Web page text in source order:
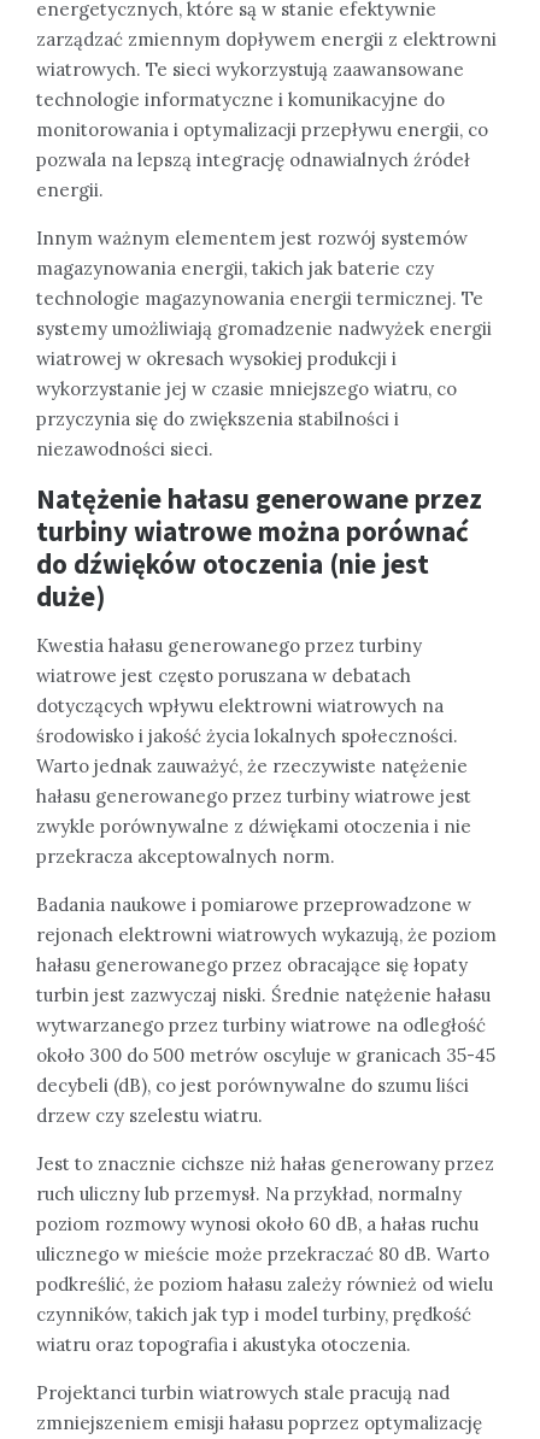
energetycznych, które są w stanie efektywnie
zarządzać zmiennym dopływem energii z elektrowni
wiatrowych. Te sieci wykorzystują zaawansowane
technologie informatyczne i komunikacyjne do
monitorowania i optymalizacji przepływu energii, co
pozwala na lepszą integrację odnawialnych źródeł
energii.
Innym ważnym elementem jest rozwój systemów
magazynowania energii, takich jak baterie czy
technologie magazynowania energii termicznej. Te
systemy umożliwiają gromadzenie nadwyżek energii
wiatrowej w okresach wysokiej produkcji i
wykorzystanie jej w czasie mniejszego wiatru, co
przyczynia się do zwiększenia stabilności i
niezawodności sieci.
Natężenie hałasu generowane przez
turbiny wiatrowe można porównać
do dźwięków otoczenia (nie jest
duże)
Kwestia hałasu generowanego przez turbiny
wiatrowe jest często poruszana w debatach
dotyczących wpływu elektrowni wiatrowych na
środowisko i jakość życia lokalnych społeczności.
Warto jednak zauważyć, że rzeczywiste natężenie
hałasu generowanego przez turbiny wiatrowe jest
zwykle porównywalne z dźwiękami otoczenia i nie
przekracza akceptowalnych norm.
Badania naukowe i pomiarowe przeprowadzone w
rejonach elektrowni wiatrowych wykazują, że poziom
hałasu generowanego przez obracające się łopaty
turbin jest zazwyczaj niski. Średnie natężenie hałasu
wytwarzanego przez turbiny wiatrowe na odległość
około 300 do 500 metrów oscyluje w granicach 35-45
decybeli (dB), co jest porównywalne do szumu liści
drzew czy szelestu wiatru.
Jest to znacznie cichsze niż hałas generowany przez
ruch uliczny lub przemysł. Na przykład, normalny
poziom rozmowy wynosi około 60 dB, a hałas ruchu
ulicznego w mieście może przekraczać 80 dB. Warto
podkreślić, że poziom hałasu zależy również od wielu
czynników, takich jak typ i model turbiny, prędkość
wiatru oraz topografia i akustyka otoczenia.
Projektanci turbin wiatrowych stale pracują nad
zmniejszeniem emisji hałasu poprzez optymalizację